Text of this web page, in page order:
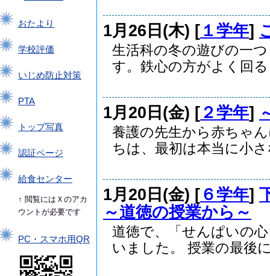
おたより
学校評価
いじめ防止対策
PTA
トップ写真
認証ページ
給食センター
↑ 閲覧にはＸのアカ
ウントが必要です
PC・スマホ用QR
1月26日(木) [ １学年]
生活科の冬の遊びの一
す。鉄心の方がよく回
1月20日(金) [２学年]
養護の先生から赤ちゃ
ちは、最初は本当に小
1月20日(金) [６学年]
～道徳の授業から～
道徳で、「せんぱいの
いました。 授業の最後